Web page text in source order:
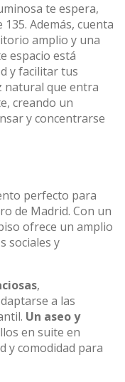
te espera,
Además, cuenta
amplio y una
espacio está
y facilitar tus
natural que entra
creando un
y concentrarse
perfecto para
de Madrid. Con un
ofrece un amplio
sociales y
,
a las
Un aseo y
en suite en
y comodidad para